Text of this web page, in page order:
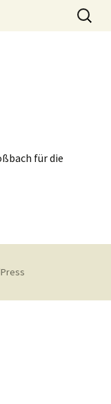
Suchen
nach:
für die